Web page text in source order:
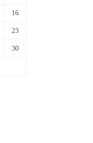
16
23
30